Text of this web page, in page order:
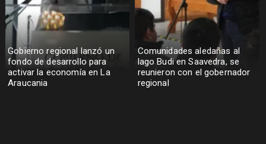
Gobierno regional lanzó un
fondo de desarrollo para
activar la economía en La
Araucania
Comunidades aledañas al
lago Budi en Saavedra, se
reunieron con el gobernador
regional